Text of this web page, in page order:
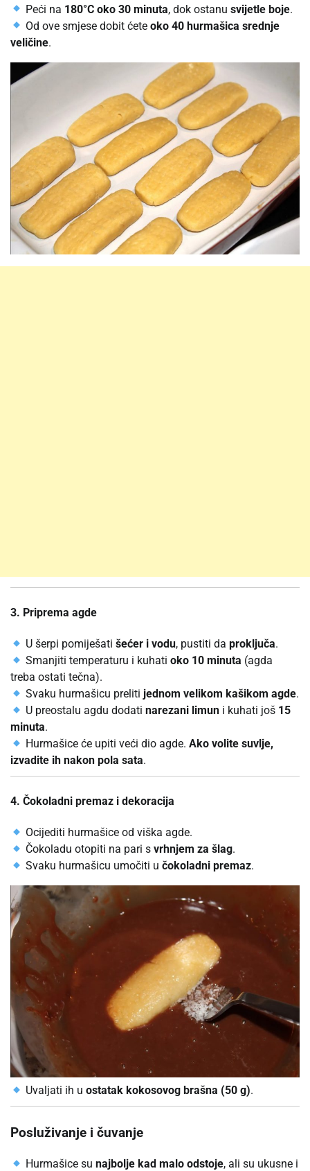
Peći na 180°C oko 30 minuta, dok ostanusvijetle boje.
Od ove smjese dobit ćeteoko 40 hurmašica srednje
veličine.
3. Priprema agde
U šerpi pomiješatišećer i vodu, pustiti daproključa.
Smanjiti temperaturu i kuhatioko 10 minuta (agda
treba ostati tečna).
Svaku hurmašicu preliti jednom velikom kašikom agde.
U preostalu agdu dodatinarezani limun i kuhati još 15
minuta.
Hurmašice će upiti veći dio agde.Ako volite suvlje,
izvadite ih nakon pola sata.
4. Čokoladni premaz i dekoracija
Ocijediti hurmašice od viška agde.
Čokoladu otopiti na pari svrhnjem za šlag.
Svaku hurmašicu umočiti učokoladni premaz.
Uvaljati ih uostatak kokosovog brašna (50 g).
Posluživanje i čuvanje
Hurmašice sunajbolje kad malo odstoje, ali su ukusne i